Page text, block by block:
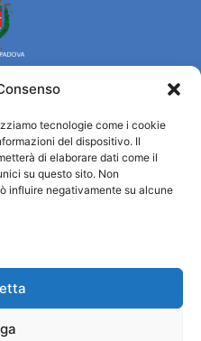
tecnologie come i cookie
del dispositivo. Il
di elaborare dati come il
su questo sito. Non
influire negativamente su alcune
/ IAT